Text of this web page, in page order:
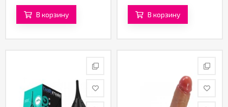
В корзину В корзину